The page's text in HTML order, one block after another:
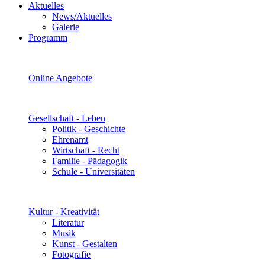
Aktuelles
News/Aktuelles
Galerie
Programm
Online Angebote
Gesellschaft - Leben
Politik - Geschichte
Ehrenamt
Wirtschaft - Recht
Familie - Pädagogik
Schule - Universitäten
Kultur - Kreativität
Literatur
Musik
Kunst - Gestalten
Fotografie